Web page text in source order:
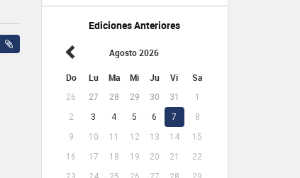
Ediciones Anteriores
Agosto 2026
Do Lu Ma Mi Ju Vi Sa
26 27 28 29 30 31
1
2
3 4 5 6 7
8
9
10 11 12 13 14
15
16
17 18 19 20 21
22